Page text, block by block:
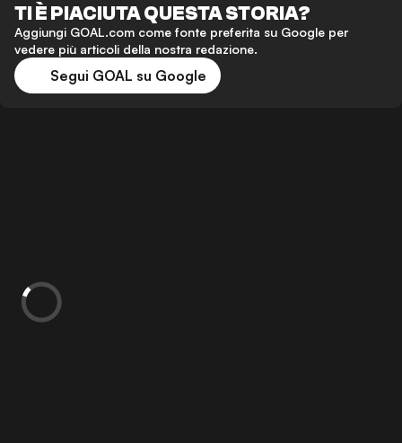
TI È PIACIUTA QUESTA STORIA?
Aggiungi GOAL.com come fonte preferita su Google per
vedere più articoli della nostra redazione.
Segui GOAL su Google